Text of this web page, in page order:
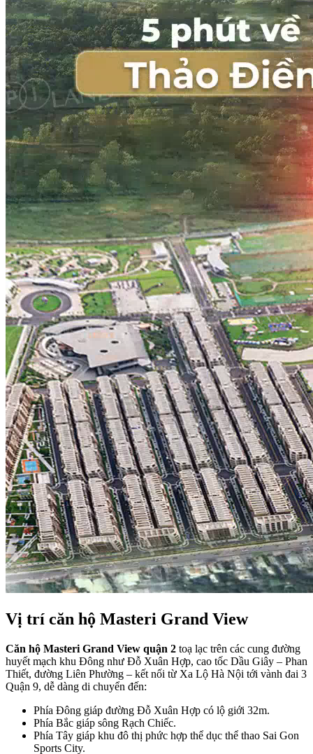
Vị trí căn hộ Masteri Grand View
Căn hộ Masteri Grand View quận 2 toạ lạc trên các cung đường
huyết mạch khu Đông như Đỗ Xuân Hợp, cao tốc Dầu Giây – Phan
Thiết, đường Liên Phường – kết nối từ Xa Lộ Hà Nội tới vành đai 3
Quận 9, dễ dàng di chuyển đến:
Phía Đông giáp đường Đỗ Xuân Hợp có lộ giới 32m.
Phía Bắc giáp sông Rạch Chiếc.
Phía Tây giáp khu đô thị phức hợp thể dục thể thao Sai Gon
Sports City.